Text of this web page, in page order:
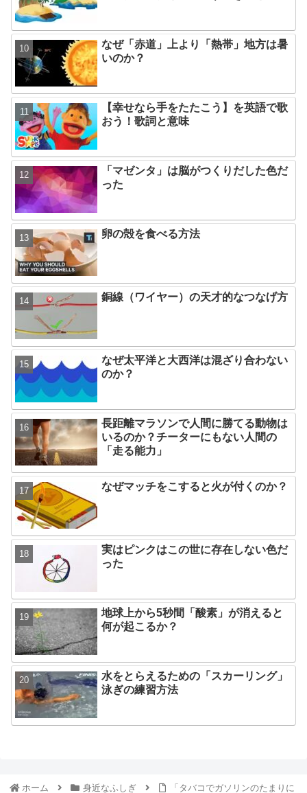
なぜ「赤道」上より「熱帯」地方は暑
いのか？
【幸せなら手をたたこう】を英語で歌
おう！歌詞と意味
「マゼンタ」は脳がつくりだした色だ
った
卵の殻を食べる方法
銅線（ワイヤー）の天才的なつなげ方
なぜ太平洋と大西洋は混ざり合わない
のか？
長距離マラソンで人間に勝てる動物は
いるのか？チーターにもない人間の
「走る能力」
なぜマッチをこすると火が付くのか？
実はピンクはこの世に存在しない色だ
った
地球上から5秒間「酸素」が消えると
何が起こるか？
水をとらえるための「スカーリング」
泳ぎの練習方法
ホーム 身近なふしぎ 「タバコでガソリンのたまりに